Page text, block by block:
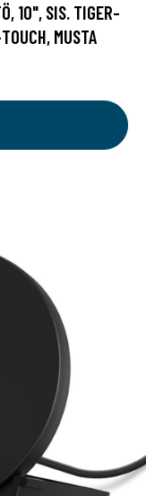
10", SIS. TIGER-
MUSTA